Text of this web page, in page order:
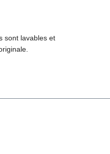
sont lavables et